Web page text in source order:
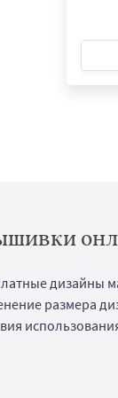
дизайны
размера